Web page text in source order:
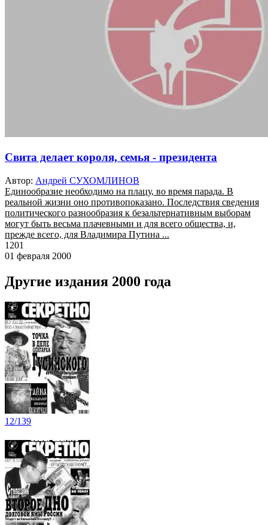
Свита делает короля, семья - президента
Автор: Андрей СУХОМЛИНОВ
Единообразие необходимо на плацу, во время парада. В
реальной жизни оно противопоказано. Последствия сведения
политического разнообразия к безальтернативным выборам
могут быть весьма плачевными и для всего общества, и,
прежде всего, для Владимира Путина ...
1201
01 февраля 2000
Другие издания 2000 года
12/139